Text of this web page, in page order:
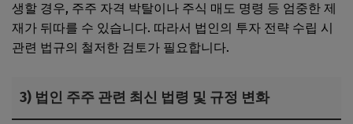
생할 경우, 주주 자격 박탈이나 주식 매도 명령 등 엄중한 제
재가 뒤따를 수 있습니다. 따라서 법인의 투자 전략 수립 시
관련 법규의 철저한 검토가 필요합니다.
3) 법인 주주 관련 최신 법령 및 규정 변화